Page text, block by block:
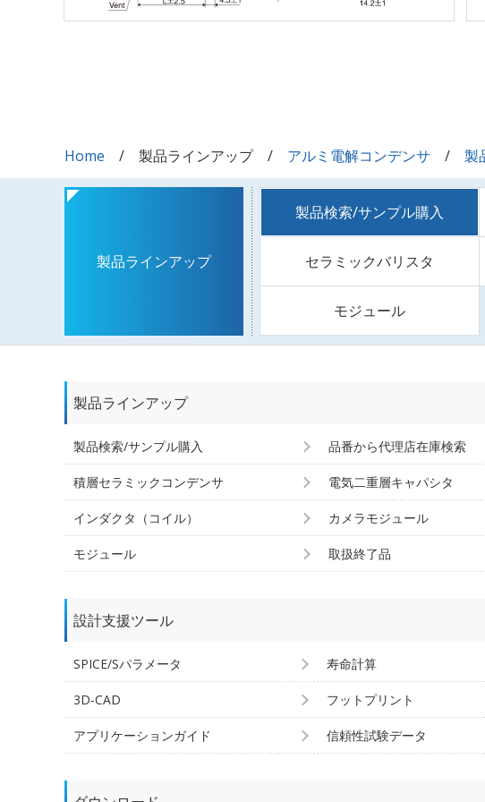
Home 製品ラインアップ アルミ電解コンデンサ 製
製品ラインアップ
製品検索/サンプル購入
セラミックバリスタ
モジュール
製品ラインアップ
製品検索/サンプル購入 品番から代理店在庫検索
積層セラミックコンデンサ 電気二重層キャパシタ
インダクタ（コイル） カメラモジュール
モジュール 取扱終了品
設計支援ツール
SPICE/Sパラメータ 寿命計算
3D-CAD フットプリント
アプリケーションガイド 信頼性試験データ